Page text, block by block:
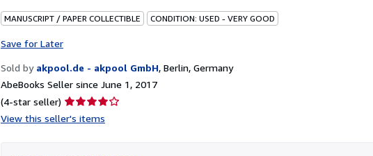
MANUSCRIPT / PAPER COLLECTIBLE CONDITION: USED - VERY GOOD
Save for Later
Sold by akpool.de - akpool GmbH, Berlin, Germany
AbeBooks Seller since June 1, 2017
(4-star seller) Seller
rating
View this seller's items